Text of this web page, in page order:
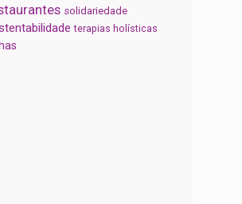
solidariedade
terapias holísticas